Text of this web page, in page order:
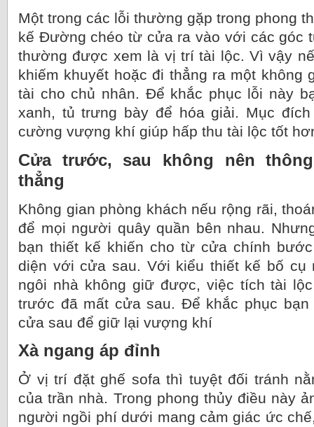
Một trong các lỗi thường gặp trong phong
kế Đường chéo từ cửa ra vào với các góc
thường được xem là vị trí tài lộc. Vì vậy
khiếm khuyết hoặc đi thẳng ra một không
tài cho chủ nhân. Để khắc phục lỗi này
xanh, tủ trưng bày để hóa giải. Mục
cường vượng khí giúp hấp thu tài lộc tốt
Cửa trước, sau không nên
thẳng
Không gian phòng khách nếu rộng rãi,
để mọi người quây quần bên nhau.
bạn thiết kế khiến cho từ cửa chính
diện với cửa sau. Với kiểu thiết kế bố
ngôi nhà không giữ được, việc tích tài
trước đã mất cửa sau. Để khắc phục
cửa sau để giữ lại vượng khí
Xà ngang áp đỉnh
Ở vị trí đặt ghế sofa thì tuyệt đối tránh
của trần nhà. Trong phong thủy điều này
người ngồi phí dưới mang cảm giác ức